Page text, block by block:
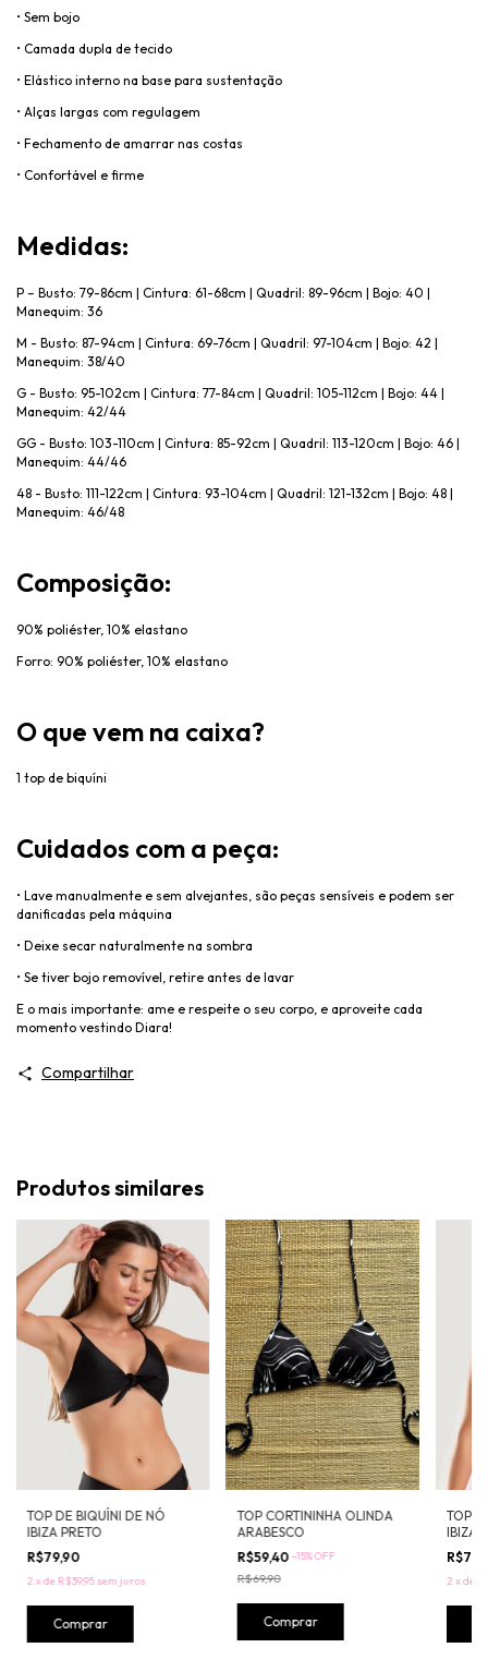
• Sem bojo
• Camada dupla de tecido
• Elástico interno na base para sustentação
• Alças largas com regulagem
• Fechamento de amarrar nas costas
• Confortável e firme
Medidas:
P – Busto: 79-86cm | Cintura: 61-68cm | Quadril: 89-96cm | Bojo: 40 |
Manequim: 36
M - Busto: 87-94cm | Cintura: 69-76cm | Quadril: 97-104cm | Bojo: 42 |
Manequim: 38/40
G - Busto: 95-102cm | Cintura: 77-84cm | Quadril: 105-112cm | Bojo: 44 |
Manequim: 42/44
GG - Busto: 103-110cm | Cintura: 85-92cm | Quadril: 113-120cm | Bojo: 46 |
Manequim: 44/46
48 - Busto: 111-122cm | Cintura: 93-104cm | Quadril: 121-132cm | Bojo: 48 |
Manequim: 46/48
Composição:
90% poliéster, 10% elastano
Forro: 90% poliéster, 10% elastano
O que vem na caixa?
1 top de biquíni
Cuidados com a peça:
• Lave manualmente e sem alvejantes, são peças sensíveis e podem ser
danificadas pela máquina
• Deixe secar naturalmente na sombra
• Se tiver bojo removível, retire antes de lavar
E o mais importante: ame e respeite o seu corpo, e aproveite cada
momento vestindo Diara!
Compartilhar
Produtos similares
TOP DE BIQUÍNI DE NÓ
IBIZA PRETO
R$79,90
2 xdeR$39,95sem juros
Comprar
TOP CORTININHA OLINDA
ARABESCO
R$59,40 -15%OFF
R$69,90
Comprar
TOP
IBIZA
2 xde